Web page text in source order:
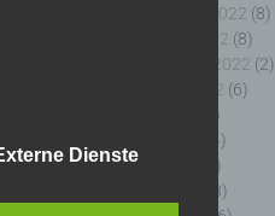
November 2022 (8)
Oktober 2022 (8)
September 2022 (2)
August 2022 (6)
(5)
(4)
Mai 2022
(5)
(8)
natürliche
Dienste